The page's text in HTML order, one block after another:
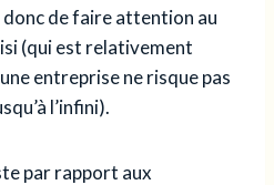
de faire attention au
(qui est relativement
entreprise ne risque pas
l’infini).
par rapport aux